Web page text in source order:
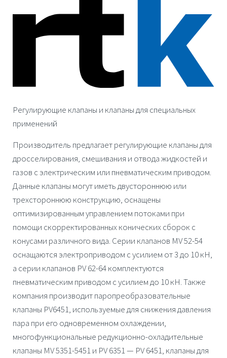
Регулирующие клапаны и клапаны для специальных
применений
Производитель предлагает регулирующие клапаны для
дросселирования, смешивания и отвода жидкостей и
газов с электрическим или пневматическим приводом.
Данные клапаны могут иметь двустороннюю или
трехстороннюю конструкцию, оснащены
оптимизированным управлением потоками при
помощи скорректированных конических сборок с
конусами различного вида. Серии клапанов MV 52-54
оснащаются электроприводом с усилием от 3 до 10 кН,
а серии клапанов PV 62-64 комплектуются
пневматическим приводом с усилием до 10 кН. Также
компания производит паропреобразовательные
клапаны PV6451, используемые для снижения давления
пара при его одновременном охлаждении,
многофункциональные редукционно-охладительные
клапаны MV 5351-5451 и PV 6351 — PV 6451, клапаны для